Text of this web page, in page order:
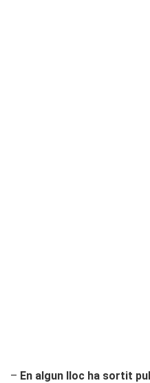
– En algun lloc ha sortit